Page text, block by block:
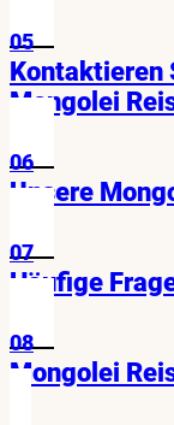
05
Kontaktieren
Mongolei
06
Unsere
07
Häufige
08
Mongolei